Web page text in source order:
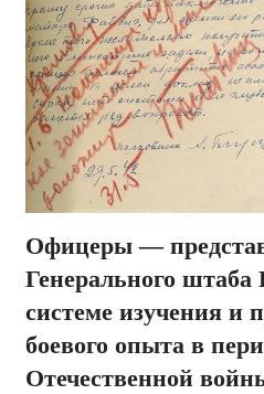
Офицеры —
Генерального
системе изучения и
боевого опыта в
Отечественной